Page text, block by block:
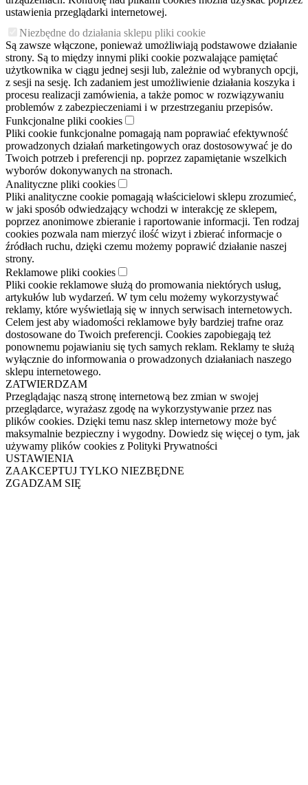
ustawienia przeglądarki internetowej.
Niezbędne do działania sklepu pliki cookie
Są zawsze włączone, ponieważ umożliwiają podstawowe działanie
strony. Są to między innymi pliki cookie pozwalające pamiętać
użytkownika w ciągu jednej sesji lub, zależnie od wybranych opcji,
z sesji na sesję. Ich zadaniem jest umożliwienie działania koszyka i
procesu realizacji zamówienia, a także pomoc w rozwiązywaniu
problemów z zabezpieczeniami i w przestrzeganiu przepisów.
Funkcjonalne pliki cookies
Pliki cookie funkcjonalne pomagają nam poprawiać efektywność
prowadzonych działań marketingowych oraz dostosowywać je do
Twoich potrzeb i preferencji np. poprzez zapamiętanie wszelkich
wyborów dokonywanych na stronach.
Analityczne pliki cookies
Pliki analityczne cookie pomagają właścicielowi sklepu zrozumieć,
w jaki sposób odwiedzający wchodzi w interakcję ze sklepem,
poprzez anonimowe zbieranie i raportowanie informacji. Ten rodzaj
cookies pozwala nam mierzyć ilość wizyt i zbierać informacje o
źródłach ruchu, dzięki czemu możemy poprawić działanie naszej
strony.
Reklamowe pliki cookies
Pliki cookie reklamowe służą do promowania niektórych usług,
artykułów lub wydarzeń. W tym celu możemy wykorzystywać
reklamy, które wyświetlają się w innych serwisach internetowych.
Celem jest aby wiadomości reklamowe były bardziej trafne oraz
dostosowane do Twoich preferencji. Cookies zapobiegają też
ponownemu pojawianiu się tych samych reklam. Reklamy te służą
wyłącznie do informowania o prowadzonych działaniach naszego
sklepu internetowego.
ZATWIERDZAM
Przeglądając naszą stronę internetową bez zmian w swojej
przeglądarce, wyrażasz zgodę na wykorzystywanie przez nas
plików cookies. Dzięki temu nasz sklep internetowy może być
maksymalnie bezpieczny i wygodny. Dowiedz się więcej o tym, jak
używamy plików cookies z Polityki Prywatności
USTAWIENIA
ZAAKCEPTUJ TYLKO NIEZBĘDNE
ZGADZAM SIĘ